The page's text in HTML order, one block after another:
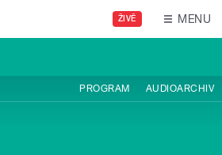
ŽIVĚ MENU
PROGRAM AUDIOARCHIV